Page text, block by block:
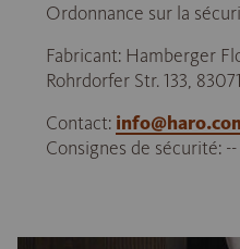
Ordonnance sur la
Fabricant: Hamberger
Rohrdorfer Str. 133,
Contact:
Consignes de sécurité: --